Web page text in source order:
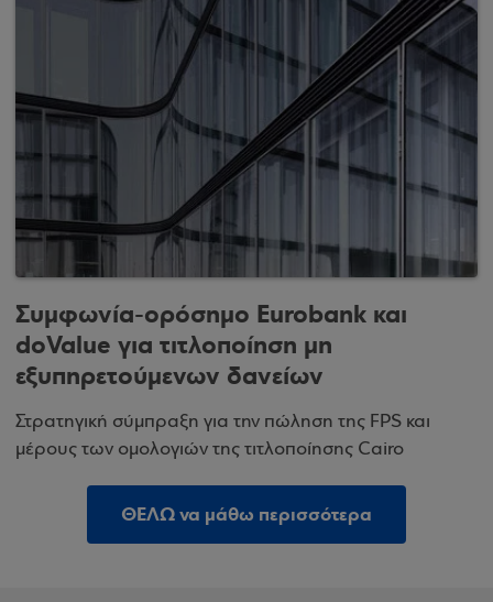
Συμφωνία-ορόσημο Eurobank και
doValue για τιτλοποίηση μη
εξυπηρετούμενων δανείων
Στρατηγική σύμπραξη για την πώληση της FPS και
μέρους των ομολογιών της τιτλοποίησης Cairo
ΘΕΛΩ να μάθω περισσότερα